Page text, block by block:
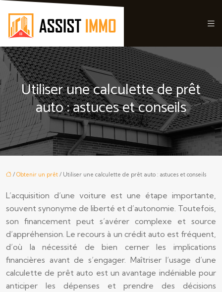
Utiliser une calculette de prêt
auto : astuces et conseils
/ Obtenir un prêt / Utiliser une calculette de prêt auto : astuces et conseils
L’acquisition d’une voiture est une étape importante,
souvent synonyme de liberté et d’autonomie. Toutefois,
son financement peut s’avérer complexe et source
d’appréhension. Le recours à un crédit auto est fréquent,
d’où la nécessité de bien cerner les implications
financières avant de s’engager. Maîtriser l’usage d’une
calculette de prêt auto est un avantage indéniable pour
anticiper les dépenses et prendre des décisions